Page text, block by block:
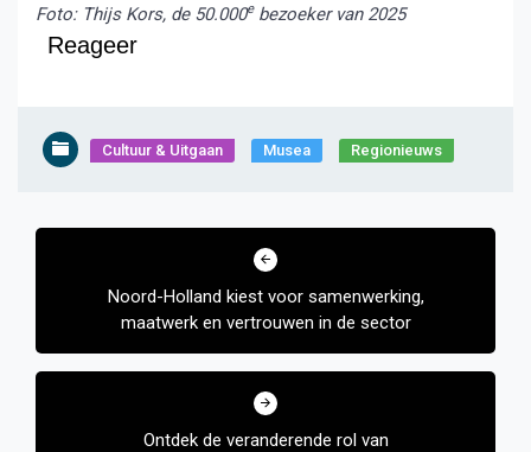
Foto: Thijs Kors, de 50.000ebezoeker van 2025
Reageer
Cultuur & Uitgaan Musea Regionieuws
Bericht
Noord-Holland kiest voor samenwerking,
maatwerk en vertrouwen in de sector
Ontdek de veranderende rol van